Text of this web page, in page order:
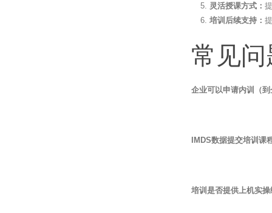
灵活授课方式：
培训后续支持：
常见
企业可以申请内训（
IMDS数据提交培训课
培训是否提供上机实操